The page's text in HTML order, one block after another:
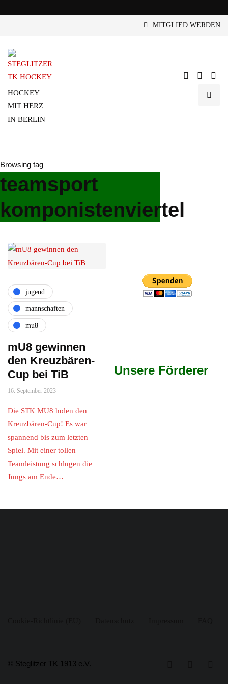
MITGLIED WERDEN
HOCKEY
MIT HERZ
IN BERLIN
Browsing tag
teamsport
komponistenviertel
jugend
mannschaften
mu8
mU8 gewinnen
den Kreuzbären-
Cup bei TiB
16. September 2023
Die STK MU8 holen den
Kreuzbären-Cup! Es war
spannend bis zum letzten
Spiel. Mit einer tollen
Teamleistung schlugen die
Jungs am Ende…
Unsere Förderer
© Steglitzer TK 1913 e.V.